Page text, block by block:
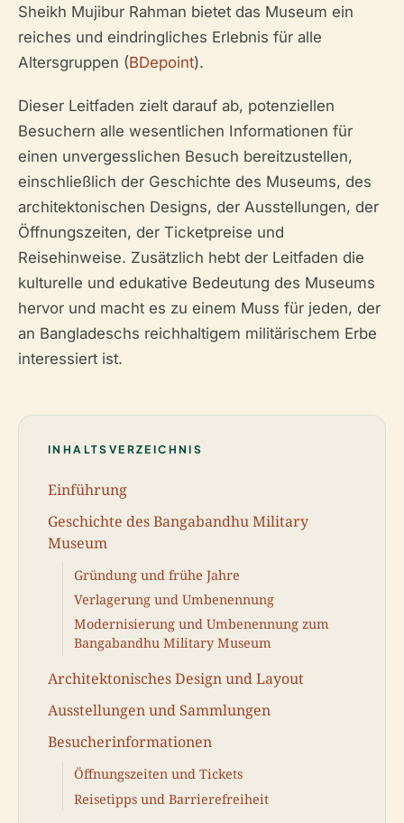
Sheikh Mujibur Rahman bietet das Museum ein
reiches und eindringliches Erlebnis für alle
Altersgruppen (BDepoint).
Dieser Leitfaden zielt darauf ab, potenziellen
Besuchern alle wesentlichen Informationen für
einen unvergesslichen Besuch bereitzustellen,
einschließlich der Geschichte des Museums, des
architektonischen Designs, der Ausstellungen, der
Öffnungszeiten, der Ticketpreise und
Reisehinweise. Zusätzlich hebt der Leitfaden die
kulturelle und edukative Bedeutung des Museums
hervor und macht es zu einem Muss für jeden, der
an Bangladeschs reichhaltigem militärischem Erbe
interessiert ist.
INHALTSVERZEICHNIS
Einführung
Geschichte des Bangabandhu Military
Museum
Gründung und frühe Jahre
Verlagerung und Umbenennung
Modernisierung und Umbenennung zum
Bangabandhu Military Museum
Architektonisches Design und Layout
Ausstellungen und Sammlungen
Besucherinformationen
Öffnungszeiten und Tickets
Reisetipps und Barrierefreiheit